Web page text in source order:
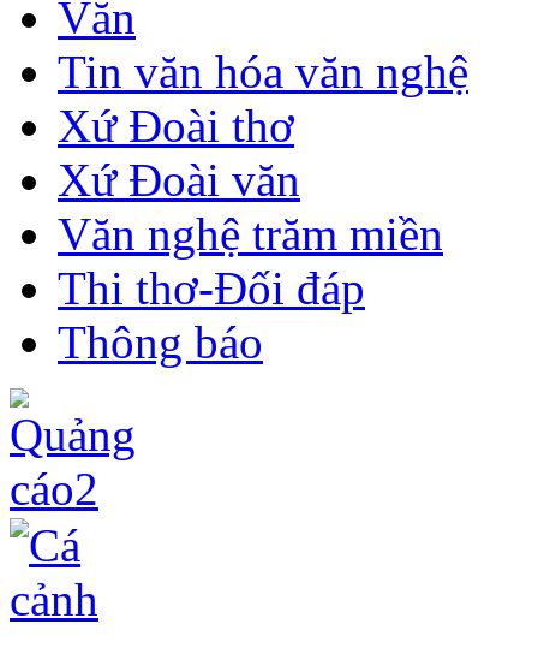
Văn
Tin văn hóa văn nghệ
Xứ Đoài thơ
Xứ Đoài văn
Văn nghệ trăm miền
Thi thơ-Đối đáp
Thông báo